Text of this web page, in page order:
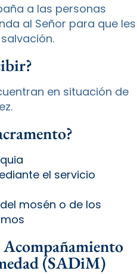
a las personas
al Señor para que les
en situación de
el servicio
mosén o de los
(SADiM)